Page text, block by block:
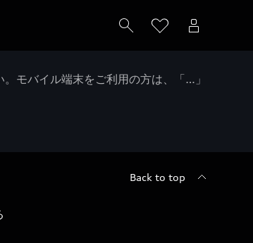
モバイル端末をご利用の方は、「…」
Back to top